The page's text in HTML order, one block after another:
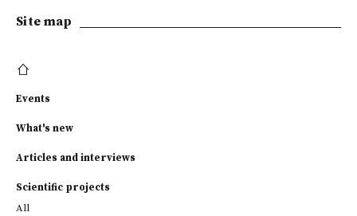
Site map
Events
What's new
Articles and interviews
Scientific projects
All